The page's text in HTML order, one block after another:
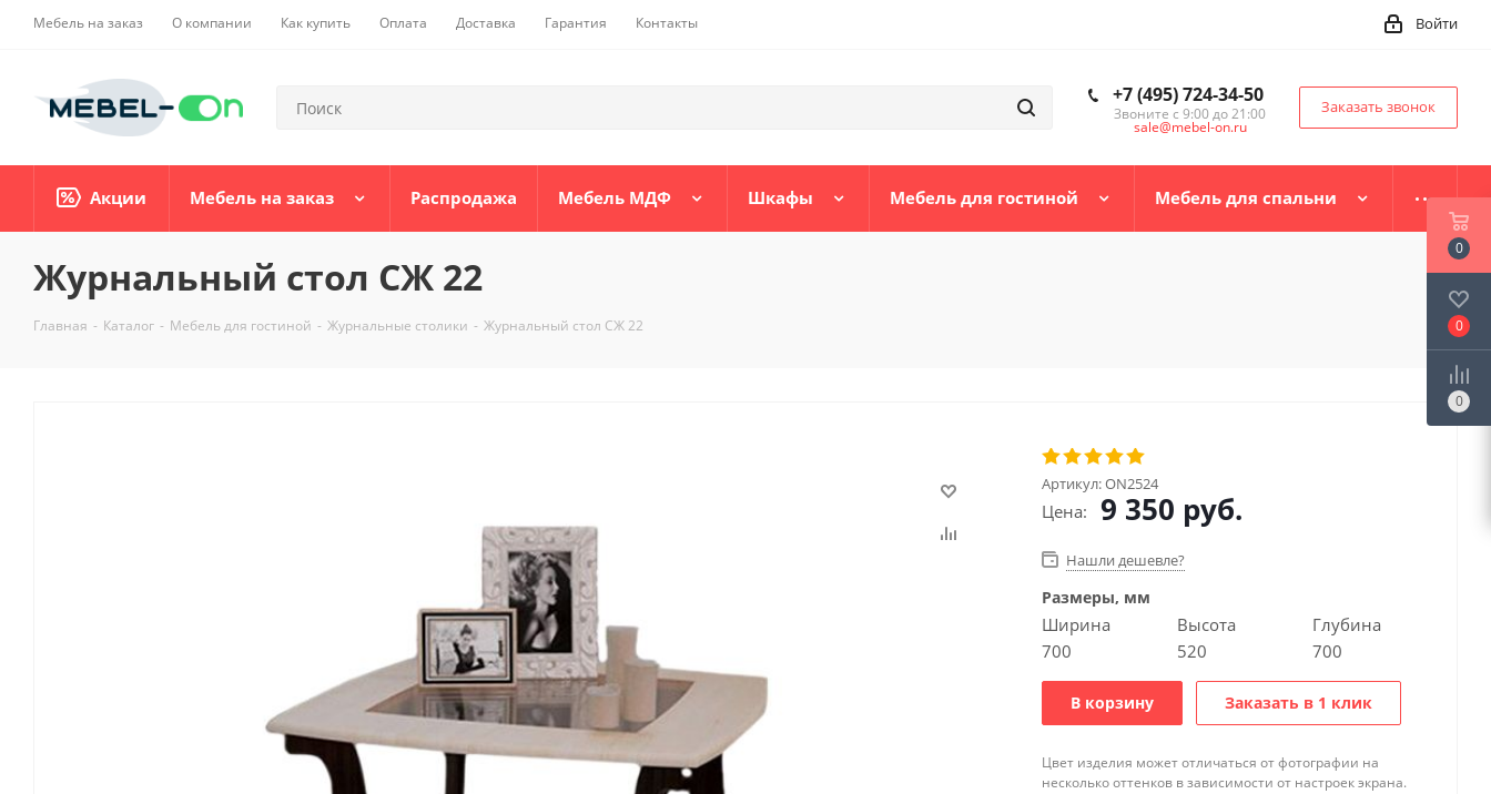
Мебель на заказ О компании Как купить Оплата Доставка Гарантия Контакты Войти
+7 (495) 724-34-50
Звоните с 9:00 до 21:00
sale@mebel-on.ru
Заказать звонок
Акции Мебель на заказ Распродажа Мебель МДФ Шкафы Мебель для гостиной Мебель для спальни
Журнальный стол СЖ 22
Главная - Каталог - Мебель для гостиной - Журнальные столики - Журнальный стол СЖ 22
Артикул:ON2524
Цена: 9 350 руб.
Нашли дешевле?
Размеры, мм
Ширина
700
Высота
520
Глубина
700
В корзину Заказать в 1 клик
Цвет изделия может отличаться от фотографии на
несколько оттенков в зависимости от настроек экрана.
0
0
0